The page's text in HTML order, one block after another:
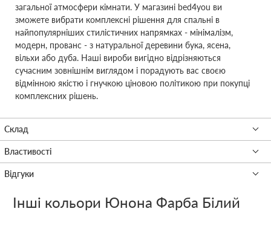
загальної атмосфери кімнати. У магазині bed4you ви
зможете вибрати комплексні рішення для спальні в
найпопулярніших стилістичних напрямках - мінімалізм,
модерн, прованс - з натуральної деревини бука, ясена,
вільхи або дуба. Наші вироби вигідно відрізняються
сучасним зовнішнім виглядом і порадують вас своєю
відмінною якістю і гнучкою ціновою політикою при покупці
комплексних рішень.
Інші кольори Юнона Фарба Білий